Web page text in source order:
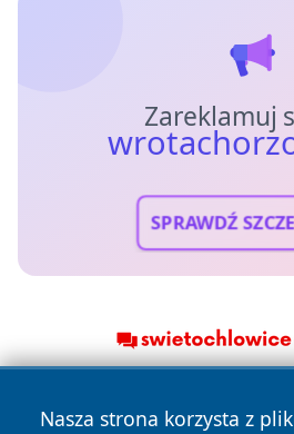
Zareklamuj
SPRAWDŹ
Nasza strona korzysta z